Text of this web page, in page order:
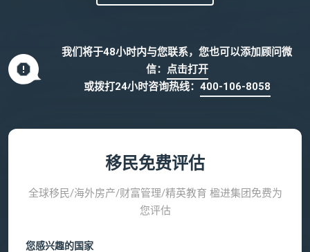
我们将于48小时内与您联系，您也可以添加顾问微
信： 点击打开
或拨打24小时咨询热线： 400-106-8058
移民免费评估
全球移民/海外房产/财富管理/精英教育 楹进集团免费为
您评估
您感兴趣的国家